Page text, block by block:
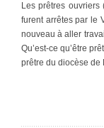
Les prêtres
furent arrêtes par le
nouveau à aller
Qu’est-ce qu’être
prêtre du diocèse